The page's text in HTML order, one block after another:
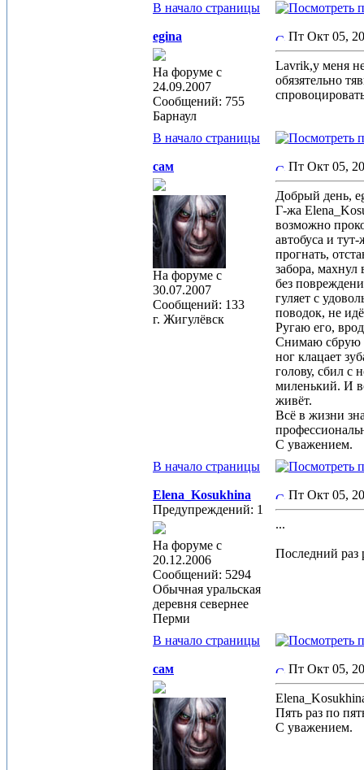
В начало страницы
egina
На форуме с
24.09.2007
Сообщений: 755
Барнаул
Пт Окт 05,
Lavrik,у меня
обязятельно
В начало страницы
сам
На форуме с
30.07.2007
Сообщений: 133
г. Жигулёвск
Пт Окт 05,
Добрый день,
Г-жа
возможно
автобуса и
прогнать,
забора,
без
гуляет с
поводок, не
Ругаю его,
Снимаю сбрую
ног клацает
голову, сбил с
миленький. И
живёт.
Всё в жизни
С уважением.
В начало страницы
Elena_Kosukhina
Предупреждений: 1
На форуме с
20.12.2006
Сообщений: 5294
Обычная уральская
деревня севернее
Перми
Пт Окт 05,
...
Последний раз
В начало страницы
сам Пт Окт 05,
Пять раз по
С уважением.